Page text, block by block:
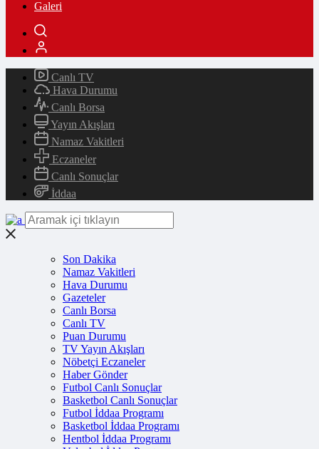
Galeri
Canlı TV
Hava Durumu
Canlı Borsa
Yayın Akışları
Namaz Vakitleri
Eczaneler
Canlı Sonuçlar
İddaa
Son Dakika
Namaz Vakitleri
Hava Durumu
Gazeteler
Canlı Borsa
Canlı TV
Puan Durumu
TV Yayın Akışları
Nöbetçi Eczaneler
Haber Gönder
Futbol Canlı Sonuçlar
Basketbol Canlı Sonuçlar
Futbol İddaa Programı
Basketbol İddaa Programı
Hentbol İddaa Programı